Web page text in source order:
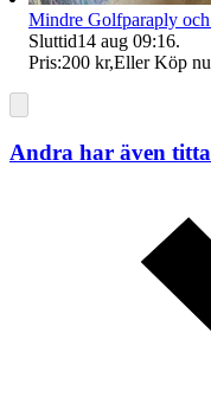
Mindre Golfparaply
Sluttid14 aug 09:16.
Pris:200 kr,Eller Köp nu
Andra har även